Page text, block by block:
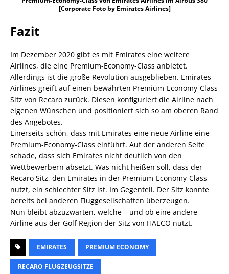
[Corporate Foto by Emirates Airlines]
Fazit
Im Dezember 2020 gibt es mit Emirates eine weitere
Airlines, die eine Premium-Economy-Class anbietet.
Allerdings ist die große Revolution ausgeblieben. Emirates
Airlines greift auf einen bewährten Premium-Economy-Class
Sitz von Recaro zurück. Diesen konfiguriert die Airline nach
eigenen Wünschen und positioniert sich so am oberen Rand
des Angebotes.
Einerseits schön, dass mit Emirates eine neue Airline eine
Premium-Economy-Class einführt. Auf der anderen Seite
schade, dass sich Emirates nicht deutlich von den
Wettbewerbern absetzt. Was nicht heißen soll, dass der
Recaro Sitz, den Emirates in der Premium-Economy-Class
nutzt, ein schlechter Sitz ist. Im Gegenteil. Der Sitz konnte
bereits bei anderen Fluggesellschaften überzeugen.
Nun bleibt abzuzwarten, welche – und ob eine andere –
Airline aus der Golf Region der Sitz von HAECO nutzt.
EMIRATES PREMIUM ECONOMY
RECARO FLUGZEUGSITZE